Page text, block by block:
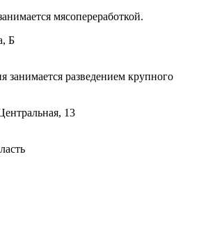
мясопереработкой.
Б
разведением крупного
13